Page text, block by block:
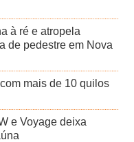
à ré e atropela
de pedestre em Nova
mais de 10 quilos
e Voyage deixa